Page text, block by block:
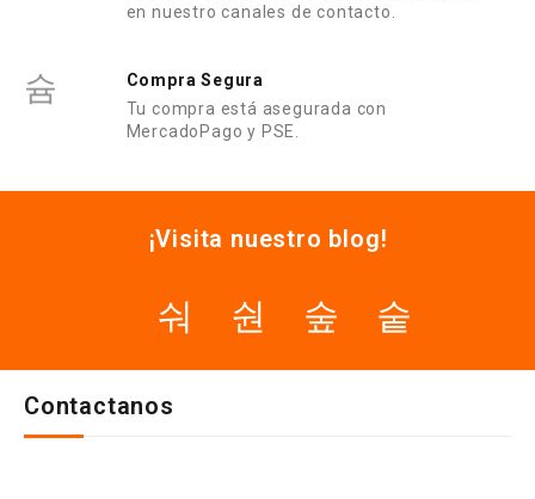
en nuestro canales de contacto.
Compra Segura
Tu compra está asegurada con
MercadoPago y PSE.
¡Visita nuestro blog!
Contactanos